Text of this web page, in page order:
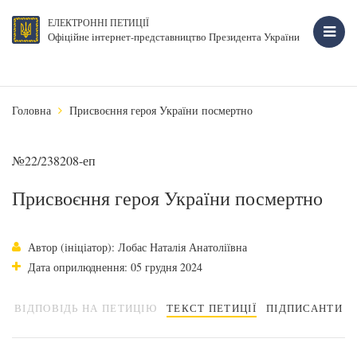
ЕЛЕКТРОННІ ПЕТИЦІЇ
Офіційне інтернет-представництво Президента України
Головна Присвоєння героя України посмертно
№22/238208-еп
Присвоєння героя України посмертно
Автор (ініціатор): Лобас Наталія Анатоліївна
Дата оприлюднення: 05 грудня 2024
ВІДПОВІДЬ НА ПЕТИЦІЮ ТЕКСТ ПЕТИЦІЇ ПІДПИСАНТИ